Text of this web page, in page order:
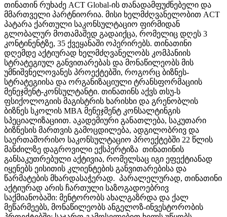
თინათინ რუხაძე ACT Global-ის თანადამფუძნებელი და
მმართველი პარტნიორია. მისი ხელმძღვანელობით ACT
პატარა ქართული საკონსულტაციო ფირმიდან
გლობალურ მოთამაშედ გადაიქცა, რომელიც დღეს 3
კონტინენტზე, 35 ქვეყანაში ოპერირებს. თინათინი
დღემდე აქტიურად ხელმძღვანელობს კომპანიის
სტრატეგიულ განვითარებას და მონაწილეობს მის
უმნიშვნელოვანეს პროექტებში, როგორც ბიზნეს-
სტრატეგიისა და ორგანიზაციული ტრანსფორმაციის
მენეჯმენტ-კონსულტანტი. თინათინს აქვს თსუ-ს
ფსიქოლოგიის მაგისტრის ხარისხი და გრენობლის
ბიზნეს სკოლის MBA მენეჯმენტ კონსალტინგის
სპეციალიზაციით. აკადემიური განათლება, საკუთარი
ბიზნესის მართვის გამოცდილება, ადგილობრივ და
საერთაშორისო საკონსულტაციო პროექტებში 22 წლის
მანძილზე დაგროვილი ექსპერტიზა თინათინის
განსაკუთრებული აქტივია, რომელსაც იგი ეფექტიანად
იყენებს ეისითის კლიენტების განვითარებისა და
წარმატების მხარდასაჭერად. პარალელურად, თინათინი
აქტიურად არის ჩართული საზოგადოებრივ
საქმიანობაში: მენტორობს ახალგაზრდა და ქალ
მეწარმეებს, მონაწილეობს ანგელოზ-ინვესტორობის